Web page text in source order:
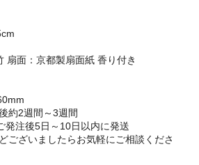
扇面：京都製扇面紙 香り付き
約2週間～3週間
発注後5日～10日以内に発送
ございましたらお気軽にご相談くださ